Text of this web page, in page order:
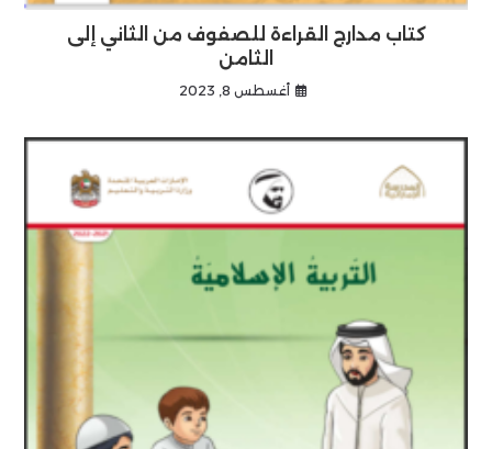
كتاب مدارج القراءة للصفوف من الثاني إلى
الثامن
أغسطس 8, 2023